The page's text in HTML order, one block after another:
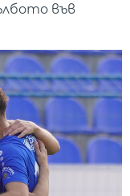
във